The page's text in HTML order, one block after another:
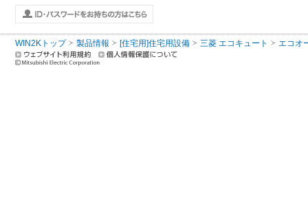
WIN2Kトップ 製品情報 [住宅用]住宅用設備 三菱 エコキュート エコオ